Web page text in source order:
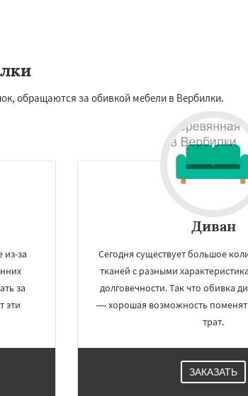
обращаются за обивкой мебели в Вербилки.
из-за
за
эти
Диван
Сегодня существует большое
тканей с разными
долговечности. Так что обивка
— хорошая возможность
трат.
ЗАКАЗАТЬ